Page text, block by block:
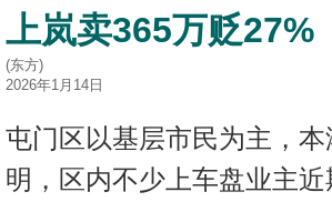
宅
谷
揭
地
上岚卖365万贬27%
(东方)
2026年1月14日
屯门区以基层市民为主，
明，区内不少上车盘业主